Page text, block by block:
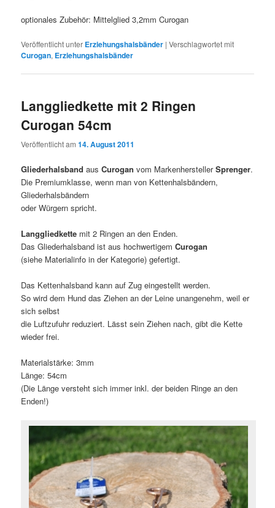
optionales Zubehör: Mittelglied 3,2mm Curogan
Veröffentlicht unter Erziehungshalsbänder |Verschlagwortet mit
Curogan, Erziehungshalsbänder
Langgliedkette mit 2 Ringen
Curogan 54cm
Veröffentlicht am14. August 2011
GliederhalsbandausCuroganvom MarkenherstellerSprenger.
Die Premiumklasse, wenn man von Kettenhalsbändern,
Gliederhalsbändern
oder Würgern spricht.
Langgliedkette mit 2 Ringen an den Enden.
Das Gliederhalsband ist aus hochwertigemCurogan
(siehe Materialinfo in der Kategorie) gefertigt.
Das Kettenhalsband kann auf Zug eingestellt werden.
So wird dem Hund das Ziehen an der Leine unangenehm, weil er
sich selbst
die Luftzufuhr reduziert. Lässt sein Ziehen nach, gibt die Kette
wieder frei.
Materialstärke: 3mm
Länge: 54cm
(Die Länge versteht sich immer inkl. der beiden Ringe an den
Enden!)